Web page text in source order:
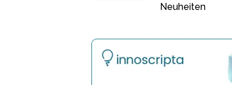
Neuheiten